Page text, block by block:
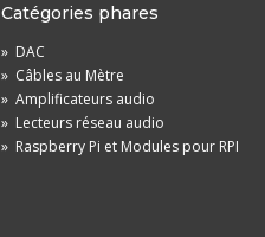
Catégories phares
» DAC
» Câbles au Mètre
» Amplificateurs audio
» Lecteurs réseau audio
» Raspberry Pi et Modules pour RPI